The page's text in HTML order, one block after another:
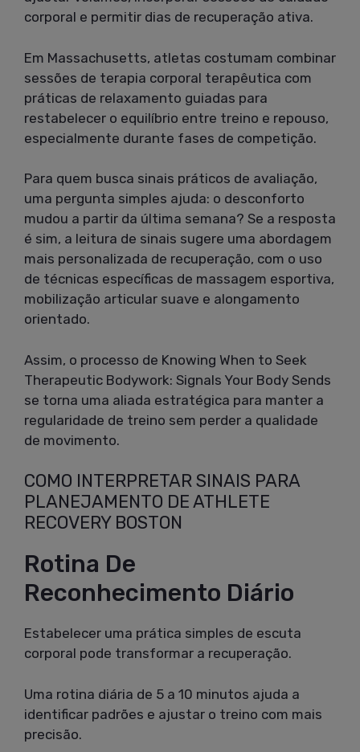
corporal e permitir dias de recuperação ativa.
Em Massachusetts, atletas costumam combinar
sessões de terapia corporal terapêutica com
práticas de relaxamento guiadas para
restabelecer o equilíbrio entre treino e repouso,
especialmente durante fases de competição.
Para quem busca sinais práticos de avaliação,
uma pergunta simples ajuda: o desconforto
mudou a partir da última semana? Se a resposta
é sim, a leitura de sinais sugere uma abordagem
mais personalizada de recuperação, com o uso
de técnicas específicas de massagem esportiva,
mobilização articular suave e alongamento
orientado.
Assim, o processo de Knowing When to Seek
Therapeutic Bodywork: Signals Your Body Sends
se torna uma aliada estratégica para manter a
regularidade de treino sem perder a qualidade
de movimento.
COMO INTERPRETAR SINAIS PARA
PLANEJAMENTO DE ATHLETE
RECOVERY BOSTON
Rotina De
Reconhecimento Diário
Estabelecer uma prática simples de escuta
corporal pode transformar a recuperação.
Uma rotina diária de 5 a 10 minutos ajuda a
identificar padrões e ajustar o treino com mais
precisão.